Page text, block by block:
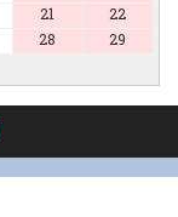
21
22
28
29